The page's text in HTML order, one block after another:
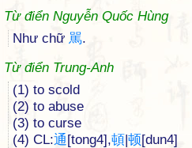
Từ điển Nguyễn Quốc Hùng
Như chữ 駡.
Từ điển Trung-Anh
(1) to scold
(2) to abuse
(3) to curse
(4) CL:通[tong4],頓|顿[dun4]